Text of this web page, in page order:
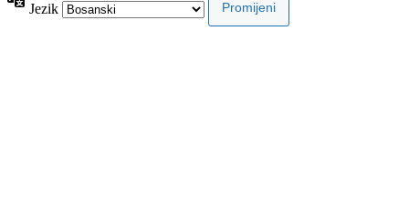
Jezik